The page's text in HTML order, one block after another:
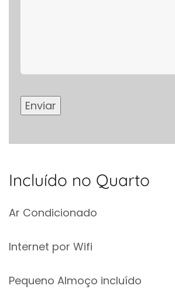
Incluído no Quarto
Ar Condicionado
Internet por Wifi
Pequeno Almoço incluído